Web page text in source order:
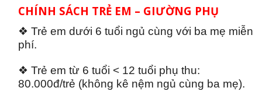
CHÍNH SÁCH TRẺ EM – GIƯỜNG PHỤ
❖ Trẻ em dưới 6 tuổi ngủ cùng với ba mẹ miễn
phí.
❖ Trẻ em từ 6 tuổi < 12 tuổi phụ thu:
80.000đ/trẻ (không kê nệm ngủ cùng ba mẹ).